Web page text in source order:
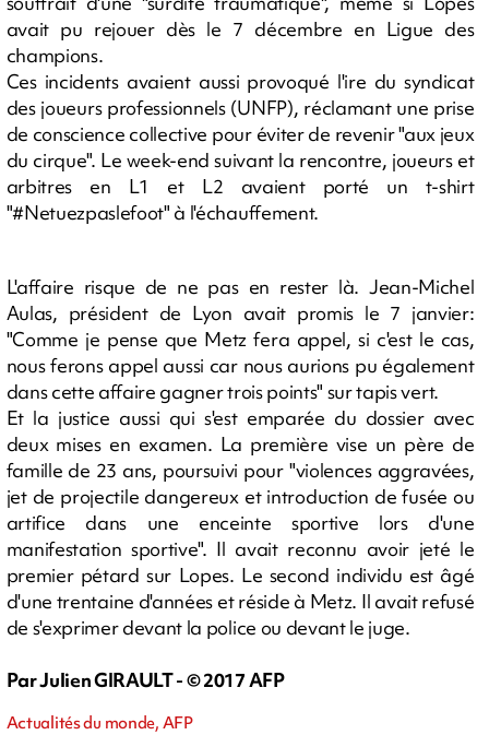
avait pu rejouer dès le 7 décembre en Ligue des
champions.
Ces incidents avaient aussi provoqué l'ire du syndicat
des joueurs professionnels (UNFP), réclamant une prise
de conscience collective pour éviter de revenir "aux jeux
du cirque". Le week-end suivant la rencontre, joueurs et
arbitres en L1 et L2 avaient porté un t-shirt
"#Netuezpaslefoot" à l'échauffement.
L'affaire risque de ne pas en rester là. Jean-Michel
Aulas, président de Lyon avait promis le 7 janvier:
"Comme je pense que Metz fera appel, si c'est le cas,
nous ferons appel aussi car nous aurions pu également
dans cette affaire gagner trois points" sur tapis vert.
Et la justice aussi qui s'est emparée du dossier avec
deux mises en examen. La première vise un père de
famille de 23 ans, poursuivi pour "violences aggravées,
jet de projectile dangereux et introduction de fusée ou
artifice dans une enceinte sportive lors d'une
manifestation sportive". Il avait reconnu avoir jeté le
premier pétard sur Lopes. Le second individu est âgé
d'une trentaine d'années et réside à Metz. Il avait refusé
de s'exprimer devant la police ou devant le juge.
Par Julien GIRAULT - © 2017 AFP
Actualités du monde, AFP